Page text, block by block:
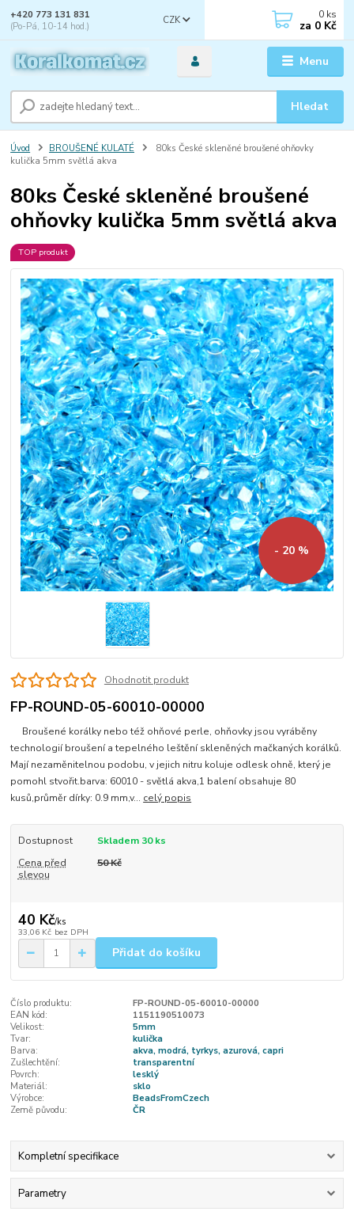
Menu
CZK
Hledat
+420 773 131 831
(Po-Pá, 10-14 hod.)
0 ks
za 0 Kč
Úvod BROUŠENÉ KULATÉ
80ks České skleněné broušené ohňovky
kulička 5mm světlá akva
80ks České skleněné broušené
ohňovky kulička 5mm světlá akva
TOP produkt
- 20 %
Ohodnotit produkt
FP-ROUND-05-60010-00000
Broušené korálky nebo též ohňové perle, ohňovky jsou vyráběny
technologií broušení a tepelného leštění skleněných mačkaných korálků.
Mají nezaměnitelnou podobu, v jejich nitru koluje odlesk ohně, který je
pomohl stvořit.barva: 60010 - světlá akva,1 balení obsahuje 80
kusů,průměr dírky: 0.9 mm,v... celý popis
Dostupnost
Skladem 30 ks
Cena před
slevou
50 Kč
40 Kč/ks
33,06 Kč bez DPH
Přidat do košíku
Číslo produktu:
FP-ROUND-05-60010-00000
EAN kód:
1151190510073
Velikost:
5mm
Tvar:
kulička
Barva:
akva, modrá, tyrkys, azurová, capri
Zušlechtění:
transparentní
Povrch:
lesklý
Materiál:
sklo
Výrobce:
BeadsFromCzech
Země původu:
ČR
Kompletní specifikace
Parametry